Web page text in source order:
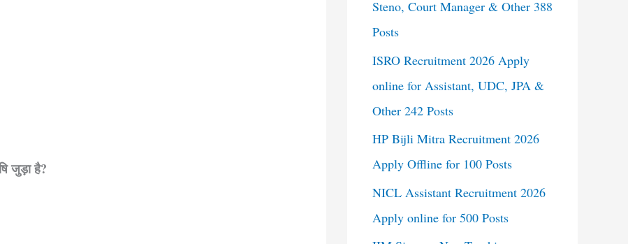
जुड़ा है?
Steno, Court Manager & Other 388
Posts
ISRO Recruitment 2026 Apply
online for Assistant, UDC, JPA &
Other 242 Posts
HP Bijli Mitra Recruitment 2026
Apply Offline for 100 Posts
NICL Assistant Recruitment 2026
Apply online for 500 Posts